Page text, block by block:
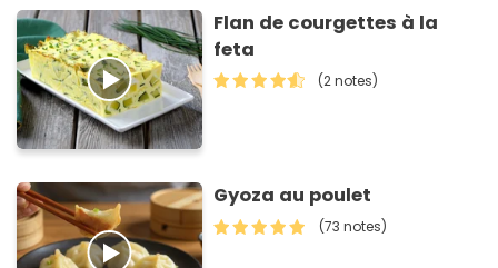
Flan de courgettes à la
feta
(2 notes)
Gyoza au poulet
(73 notes)